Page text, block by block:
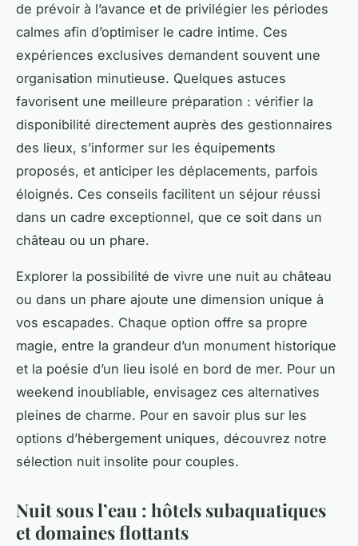
de prévoir à l’avance et de privilégier les périodes
calmes afin d’optimiser le cadre intime. Ces
expériences exclusives demandent souvent une
organisation minutieuse. Quelques astuces
favorisent une meilleure préparation : vérifier la
disponibilité directement auprès des gestionnaires
des lieux, s’informer sur les équipements
proposés, et anticiper les déplacements, parfois
éloignés. Ces conseils facilitent un séjour réussi
dans un cadre exceptionnel, que ce soit dans un
château ou un phare.
Explorer la possibilité de vivre une nuit au château
ou dans un phare ajoute une dimension unique à
vos escapades. Chaque option offre sa propre
magie, entre la grandeur d’un monument historique
et la poésie d’un lieu isolé en bord de mer. Pour un
weekend inoubliable, envisagez ces alternatives
pleines de charme. Pour en savoir plus sur les
options d’hébergement uniques, découvrez notre
sélection nuit insolite pour couples.
Nuit sous l’eau : hôtels subaquatiques
et domaines flottants